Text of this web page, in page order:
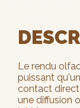
Le rendu
puissant
contact direct
une diffusion